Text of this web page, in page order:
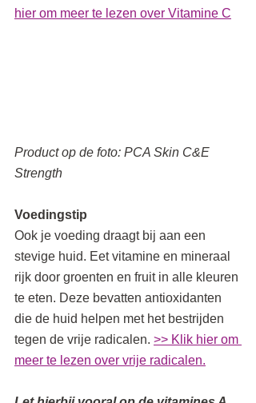
hier om meer te lezen over Vitamine C
Product op de foto: PCA Skin C&E
Strength
Voedingstip
Ook je voeding draagt bij aan een
stevige huid. Eet vitamine en mineraal
rijk door groenten en fruit in alle kleuren
te eten. Deze bevatten antioxidanten
die de huid helpen met het bestrijden
tegen de vrije radicalen. >> Klik hier om
meer te lezen over vrije radicalen.